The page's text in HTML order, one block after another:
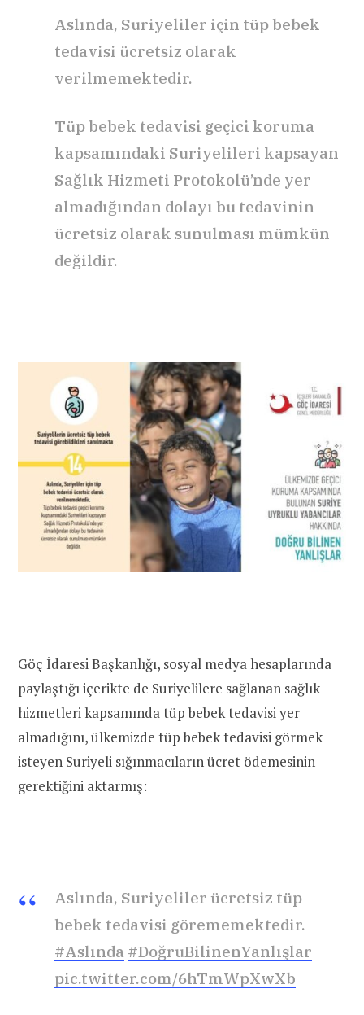
Aslında, Suriyeliler için tüp bebek
tedavisi ücretsiz olarak
verilmemektedir.
Tüp bebek tedavisi geçici koruma
kapsamındaki Suriyelileri kapsayan
Sağlık Hizmeti Protokolü’nde yer
almadığından dolayı bu tedavinin
ücretsiz olarak sunulması mümkün
değildir.
Göç İdaresi Başkanlığı, sosyal medya hesaplarında
paylaştığı içerikte de Suriyelilere sağlanan sağlık
hizmetleri kapsamında tüp bebek tedavisi yer
almadığını, ülkemizde tüp bebek tedavisi görmek
isteyen Suriyeli sığınmacıların ücret ödemesinin
gerektiğini aktarmış:
Aslında, Suriyeliler ücretsiz tüp
bebek tedavisi görememektedir.
#Aslında #DoğruBilinenYanlışlar
pic.twitter.com/6hTmWpXwXb